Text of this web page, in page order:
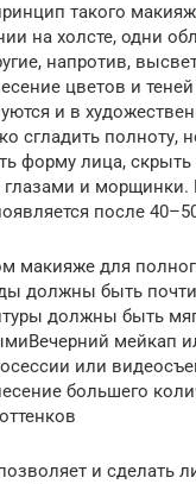
такого
на холсте, одни
напротив,
цветов и
и в
сгладить полноту,
форму лица, скрыть
глазами и
после
макияже для
должны быть почти
должны быть
мейкап
или
большего
и сделать